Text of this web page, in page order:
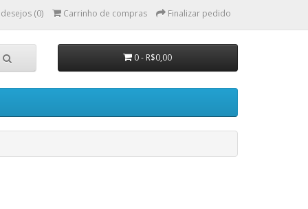
(0) Carrinho de compras Finalizar pedido
0 - R$0,00